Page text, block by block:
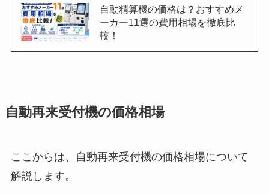
自動精算機の価格は？おすすめメ
ーカー11選の費用相場を徹底比
較！
自動再来受付機の価格相場
ここからは、自動再来受付機の価格相場について
解説します。